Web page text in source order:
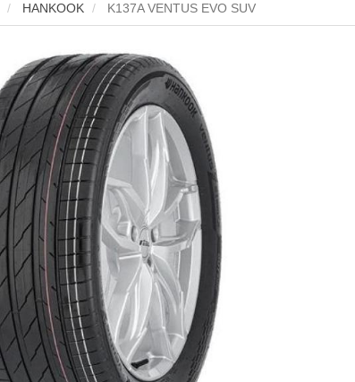
HANKOOK K137A VENTUS EVO SUV